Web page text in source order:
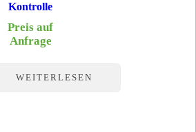
Kontrolle
Preis auf
Anfrage
WEITERLESEN